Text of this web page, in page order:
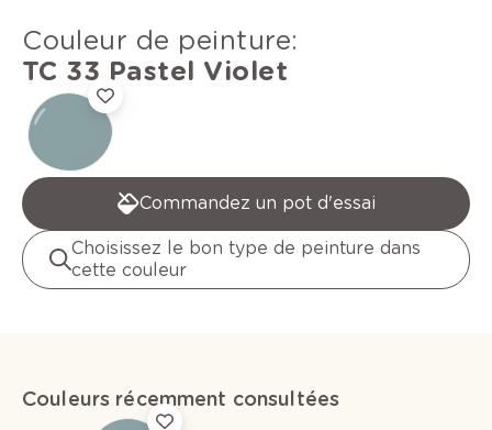
Couleur de peinture:
TC 33 Pastel Violet
Commandez un pot d'essai
Choisissez le bon type de peinture dans
cette couleur
Couleurs récemment consultées